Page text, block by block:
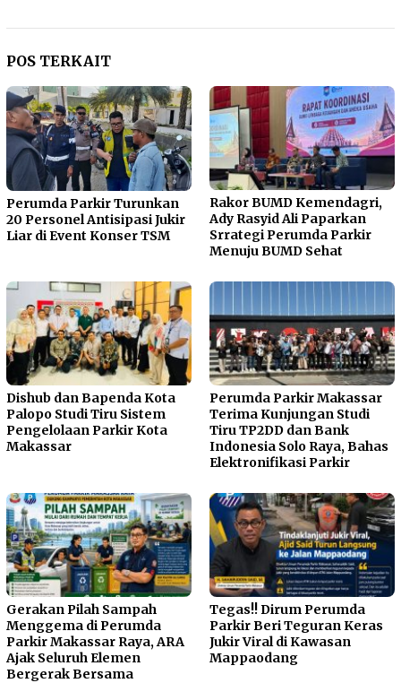
POS TERKAIT
Perumda Parkir Turunkan
20 Personel Antisipasi Jukir
Liar di Event Konser TSM
Rakor BUMD Kemendagri,
Ady Rasyid Ali Paparkan
Srrategi Perumda Parkir
Menuju BUMD Sehat
Dishub dan Bapenda Kota
Palopo Studi Tiru Sistem
Pengelolaan Parkir Kota
Makassar
Perumda Parkir Makassar
Terima Kunjungan Studi
Tiru TP2DD dan Bank
Indonesia Solo Raya, Bahas
Elektronifikasi Parkir
Gerakan Pilah Sampah
Menggema di Perumda
Parkir Makassar Raya, ARA
Ajak Seluruh Elemen
Bergerak Bersama
Tegas!! Dirum Perumda
Parkir Beri Teguran Keras
Jukir Viral di Kawasan
Mappaodang